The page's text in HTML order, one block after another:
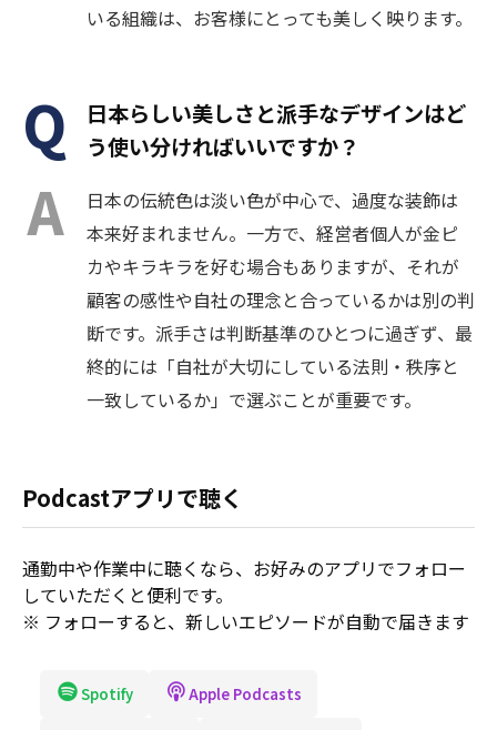
いる組織は、お客様にとっても美しく映ります。
日本らしい美しさと派手なデザインはど
う使い分ければいいですか？
日本の伝統色は淡い色が中心で、過度な装飾は
本来好まれません。一方で、経営者個人が金ピ
カやキラキラを好む場合もありますが、それが
顧客の感性や自社の理念と合っているかは別の判
断です。派手さは判断基準のひとつに過ぎず、最
終的には「自社が大切にしている法則・秩序と
一致しているか」で選ぶことが重要です。
Podcastアプリで聴く
通勤中や作業中に聴くなら、お好みのアプリでフォロー
していただくと便利です。
※ フォローすると、新しいエピソードが自動で届きます
Spotify Apple Podcasts